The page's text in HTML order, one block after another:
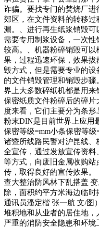
诈骗。要找专门的焚烧厂
郊区，在文件资料的转移
漏。、进行再生纸浆销毁
需要专用制浆设备，一次
较高。、机器粉碎销毁可
果，过程迅速环保，效果
毁方式，但是需要专业的
的文件销毁管理和销毁步
界上大多数碎纸机都是用
保密纸质文件粉碎后的碎
度来看，它们主要分为条
粉末DIN是目前世界上应用
保密等级=mm小条保密等
诸暨所线路民警对沪昆线
全宣传，通过发放宣传资
等方式，向废旧金属收购
传，取得良好的宣传效果
查大整治防风林下乱搭盖
除，面积约平方米海边临
通讯员潘定楷 张一航 文/图
堆积地和从业者的居住地
严重的消防安全隐患和环